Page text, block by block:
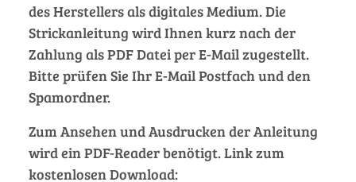
des Herstellers als digitales Medium. Die
Strickanleitung wird Ihnen kurz nach der
Zahlung als PDF Datei per E-Mail zugestellt.
Bitte prüfen Sie Ihr E-Mail Postfach und den
Spamordner.
Zum Ansehen und Ausdrucken der Anleitung
wird ein PDF-Reader benötigt. Link zum
kostenlosen Download: